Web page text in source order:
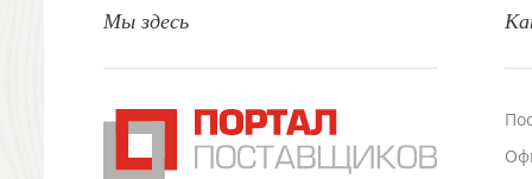
Подставки для визиток записок телефонов
Промо
Антистрессы
Мы здесь